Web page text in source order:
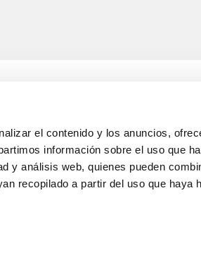
el contenido y los anuncios,
información sobre el uso que
y análisis web, quienes pueden
recopilado a partir del uso que haya
INFORMACIÓN LEGAL
Aviso legal
Política de
protección de datos
Política de cookies